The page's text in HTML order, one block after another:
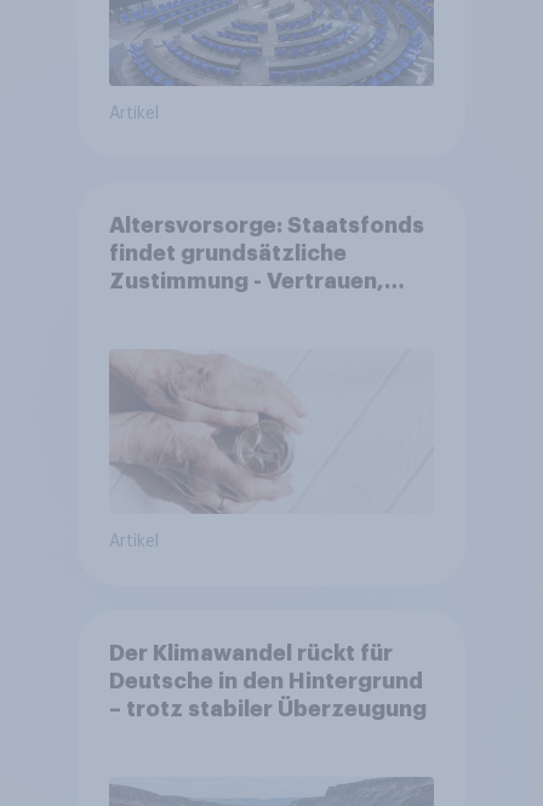
Artikel
Altersvorsorge: Staatsfonds
findet grundsätzliche
Zustimmung - Vertrauen,
Akzeptanz
Artikel
Der Klimawandel rückt für
Deutsche in den Hintergrund
– trotz stabiler Überzeugung